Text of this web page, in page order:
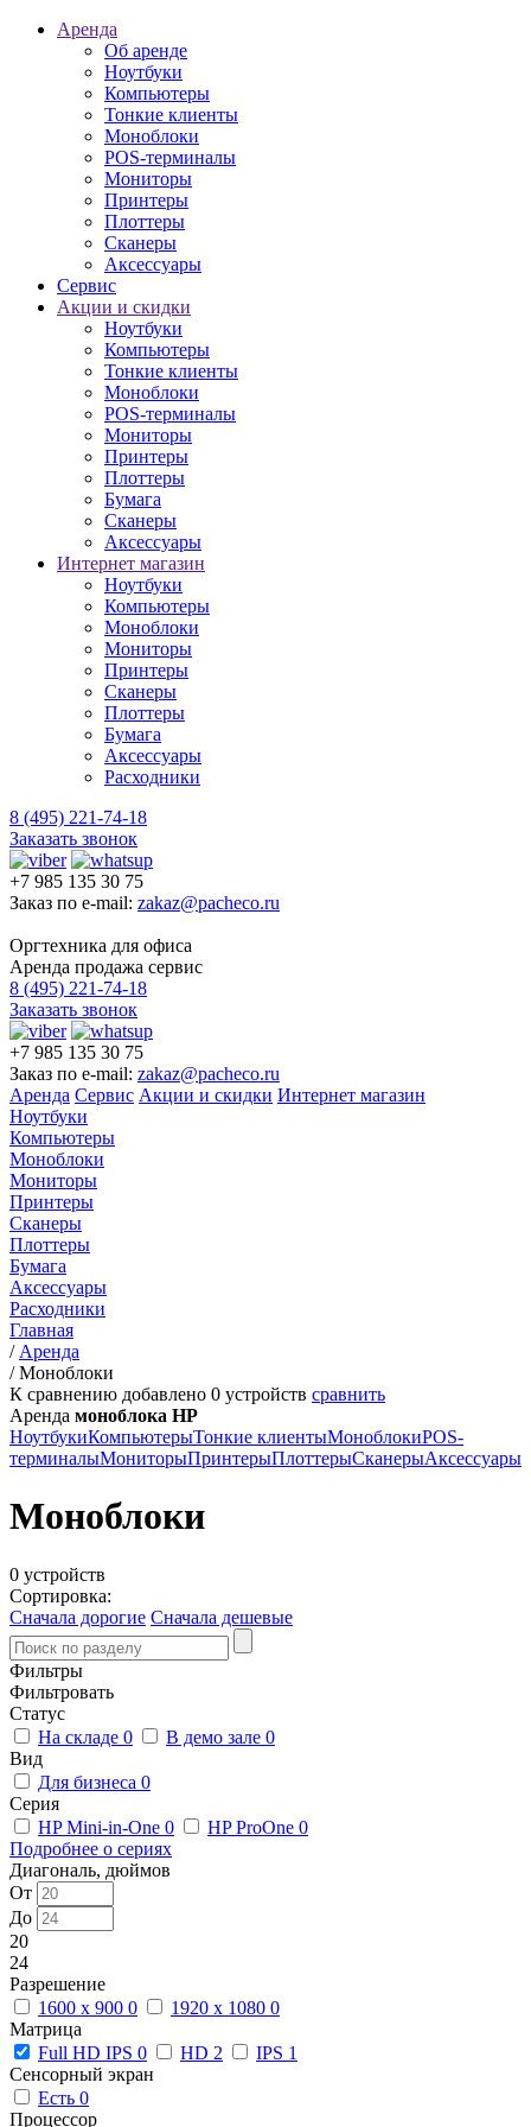
Аренда
Об аренде
Ноутбуки
Компьютеры
Тонкие клиенты
Моноблоки
POS-терминалы
Мониторы
Принтеры
Плоттеры
Сканеры
Аксессуары
Сервис
Акции и скидки
Ноутбуки
Компьютеры
Тонкие клиенты
Моноблоки
POS-терминалы
Мониторы
Принтеры
Плоттеры
Бумага
Сканеры
Аксессуары
Интернет магазин
Ноутбуки
Компьютеры
Моноблоки
Мониторы
Принтеры
Сканеры
Плоттеры
Бумага
Аксессуары
Расходники
8 (495) 221-74-18
Заказать звонок
+7 985 135 30 75
Заказ по e-mail: zakaz@pacheco.ru
Оргтехника для офиса
Аренда продажа сервис
8 (495) 221-74-18
Заказать звонок
+7 985 135 30 75
Заказ по e-mail: zakaz@pacheco.ru
Аренда Сервис Акции и скидки Интернет магазин
Ноутбуки
Компьютеры
Моноблоки
Мониторы
Принтеры
Сканеры
Плоттеры
Бумага
Аксессуары
Расходники
Главная
/ Аренда
/Моноблоки
К сравнению добавлено 0 устройств сравнить
Аренда моноблока HP
НоутбукиКомпьютерыТонкие клиентыМоноблокиPOS-
терминалыМониторыПринтерыПлоттерыСканерыАксессуары
Моноблоки
0 устройств
Сортировка:
Сначала дорогие Сначала дешевые
Фильтры
Фильтровать
Статус
На складе 0 В демо зале 0
Вид
Для бизнеса 0
Серия
HP Mini-in-One 0 HP ProOne 0
Подробнее о сериях
Диагональ, дюймов
От
До
20
24
Разрешение
1600 x 900 0 1920 x 1080 0
Матрица
Full HD IPS 0 HD 2 IPS 1
Сенсорный экран
Есть 0
Процессор